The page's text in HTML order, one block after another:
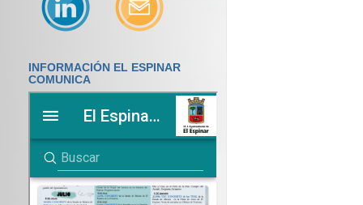
INFORMACIÓN EL ESPINAR
COMUNICA